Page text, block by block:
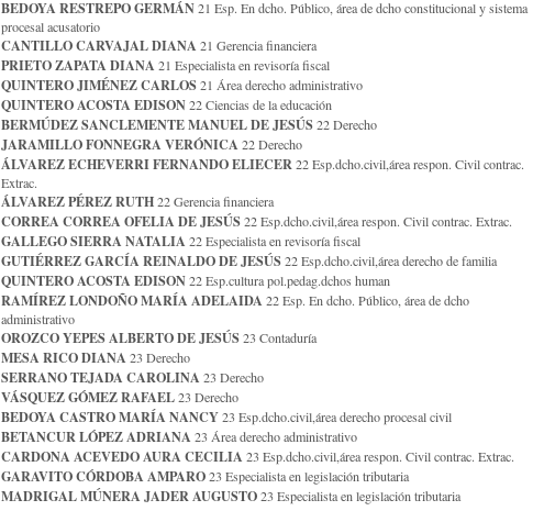
BEDOYA RESTREPO GERMÁN21 Esp. En dcho. Público, área de dcho constitucional y sistema
procesal acusatorio
CANTILLO CARVAJAL DIANA21 Gerencia financiera
PRIETO ZAPATA DIANA21 Especialista en revisoría fiscal
QUINTERO JIMÉNEZ CARLOS21 Área derecho administrativo
QUINTERO ACOSTA EDISON22 Ciencias de la educación
BERMÚDEZ SANCLEMENTE MANUEL DE JESÚS22 Derecho
JARAMILLO FONNEGRA VERÓNICA22 Derecho
ÁLVAREZ ECHEVERRI FERNANDO ELIECER22 Esp.dcho.civil,área respon. Civil contrac.
Extrac.
ÁLVAREZ PÉREZ RUTH22 Gerencia financiera
CORREA CORREA OFELIA DE JESÚS22 Esp.dcho.civil,área respon. Civil contrac. Extrac.
GALLEGO SIERRA NATALIA22 Especialista en revisoría fiscal
GUTIÉRREZ GARCÍA REINALDO DE JESÚS22 Esp.dcho.civil,área derecho de familia
QUINTERO ACOSTA EDISON22 Esp.cultura pol.pedag.dchos human
RAMÍREZ LONDOÑO MARÍA ADELAIDA22 Esp. En dcho. Público, área de dcho
administrativo
OROZCO YEPES ALBERTO DE JESÚS23 Contaduría
MESA RICO DIANA23 Derecho
SERRANO TEJADA CAROLINA23 Derecho
VÁSQUEZ GÓMEZ RAFAEL23 Derecho
BEDOYA CASTRO MARÍA NANCY23 Esp.dcho.civil,área derecho procesal civil
BETANCUR LÓPEZ ADRIANA23 Área derecho administrativo
CARDONA ACEVEDO AURA CECILIA23 Esp.dcho.civil,área respon. Civil contrac. Extrac.
GARAVITO CÓRDOBA AMPARO23 Especialista en legislación tributaria
MADRIGAL MÚNERA JADER AUGUSTO23 Especialista en legislación tributaria